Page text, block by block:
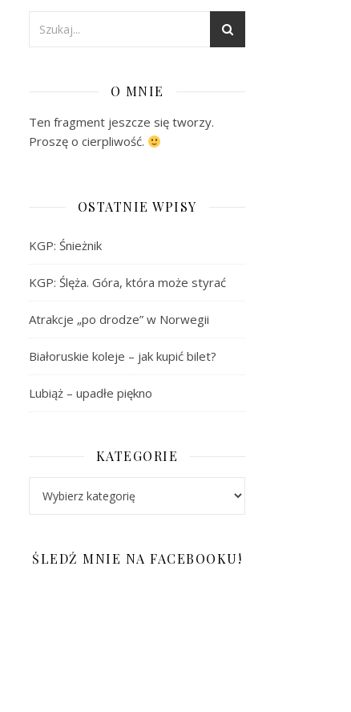
O MNIE
Ten fragment jeszcze się tworzy.
Proszę o cierpliwość.
OSTATNIE WPISY
KGP: Śnieżnik
KGP: Ślęża. Góra, która może styrać
Atrakcje „po drodze” w Norwegii
Białoruskie koleje – jak kupić bilet?
Lubiąż – upadłe piękno
KATEGORIE
ŚLEDŹ MNIE NA FACEBOOKU!